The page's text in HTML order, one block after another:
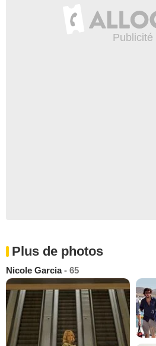
Plus de photos
Nicole Garcia- 65